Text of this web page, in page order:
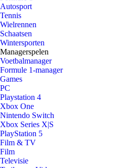
Autosport
Tennis
Wielrennen
Schaatsen
Wintersporten
Managerspelen
Voetbalmanager
Formule 1-manager
Games
PC
Playstation 4
Xbox One
Nintendo Switch
Xbox Series X|S
PlayStation 5
Film & TV
Film
Televisie